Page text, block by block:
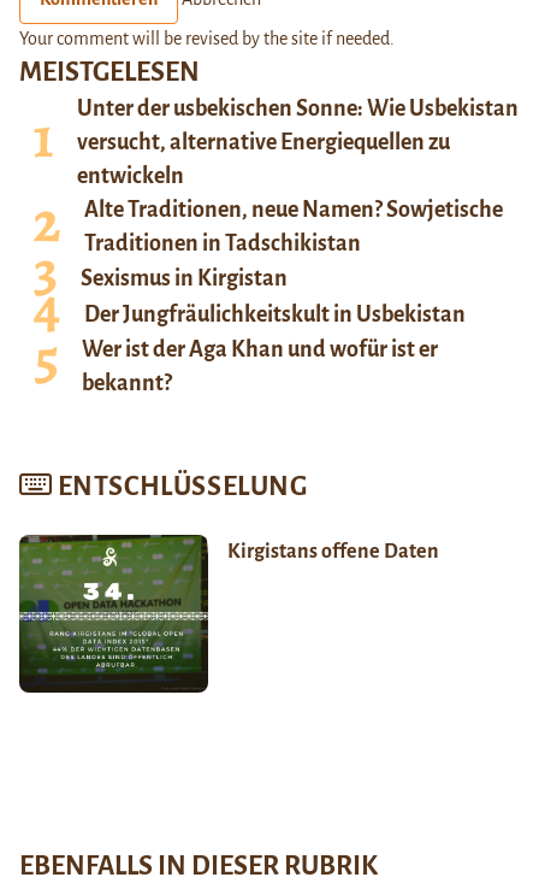
MEISTGELESEN
Unter der usbekischen Sonne: Wie Usbekistan
versucht, alternative Energiequellen zu
entwickeln
Alte Traditionen, neue Namen? Sowjetische
Traditionen in Tadschikistan
Sexismus in Kirgistan
Der Jungfräulichkeitskult in Usbekistan
Wer ist der Aga Khan und wofür ist er
bekannt?
ENTSCHLÜSSELUNG
Kirgistans offene Daten
Your comment will be revised by the site if needed.
EBENFALLS IN DIESER RUBRIK